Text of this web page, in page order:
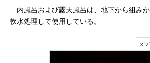
内風呂および露天風呂は、地下から組み
軟水処理して使用している。